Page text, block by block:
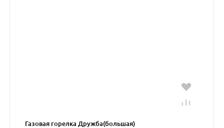
Газовая горелка Дружба(большая)